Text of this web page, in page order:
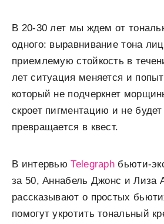
В 20-30 лет мы ждем от
одного: выравнивание тона
приемлемую стойкость в
лет ситуация меняется и
который не подчеркнет
скроет пигментацию и не
превращается в квест.
В интервью Telegraph бьюти-
за 50, Аннабель Джонс и Лиза
рассказывают о простых
помогут укротить тональный